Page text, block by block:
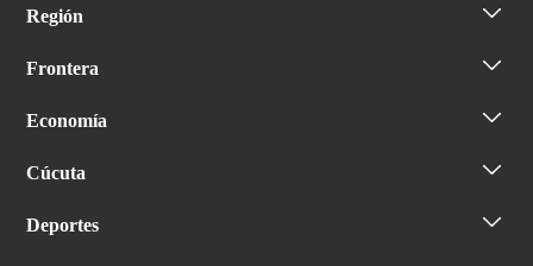
Región
Frontera
Economía
Cúcuta
Deportes